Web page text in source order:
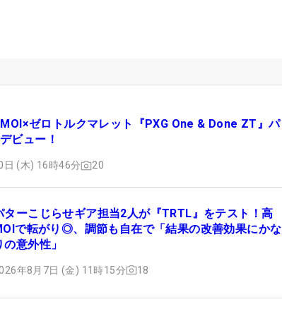
ゼロトルクマレット『PXG One & Done ZT』パ
ビュー！
日 (木) 16時46分 20
ターこじらせギア担当2人が『TRTL』をテスト！高
で転がり◎、調節も自在で「結果の改善効果にかな
の意外性」
年8月7日 (金) 11時15分 18